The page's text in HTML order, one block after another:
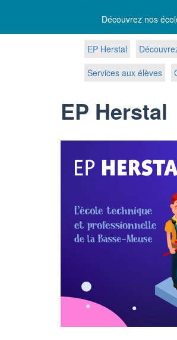
Découvrez nos
EP Herstal
Services aux élèves
EP Herstal